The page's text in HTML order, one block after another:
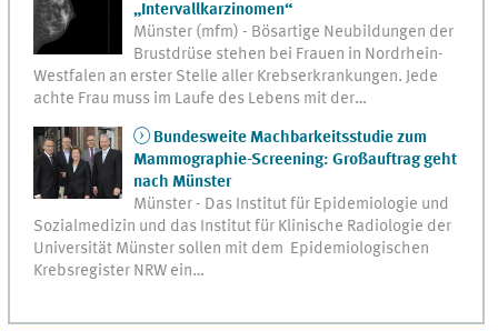
„Intervallkarzinomen“
Münster (mfm) - Bösartige Neubildungen der
Brustdrüse stehen bei Frauen in Nordrhein-
Westfalen an erster Stelle aller Krebserkrankungen. Jede
achte Frau muss im Laufe des Lebens mit der…
Bundesweite Machbarkeitsstudie zum
Mammographie-Screening: Großauftrag geht
nach Münster
Münster - Das Institut für Epidemiologie und
Sozialmedizin und das Institut für Klinische Radiologie der
Universität Münster sollen mit dem Epidemiologischen
Krebsregister NRW ein…